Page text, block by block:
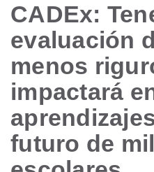
CADEx:
evaluación
menos
impactará
futuro de